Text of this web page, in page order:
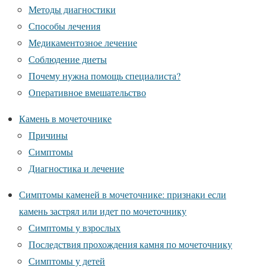
Методы диагностики
Способы лечения
Медикаментозное лечение
Соблюдение диеты
Почему нужна помощь специалиста?
Оперативное вмешательство
Камень в мочеточнике
Причины
Симптомы
Диагностика и лечение
Симптомы каменей в мочеточнике: признаки если
камень застрял или идет по мочеточнику
Симптомы у взрослых
Последствия прохождения камня по мочеточнику
Симптомы у детей